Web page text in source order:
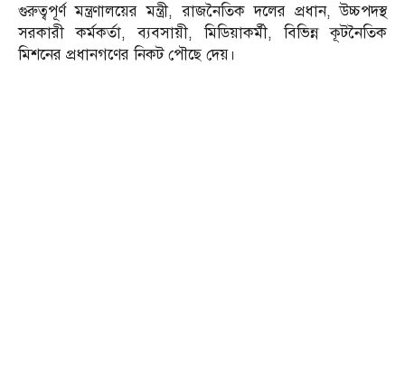
গুরুত্বপূর্ণ মন্ত্রণালয়ের মন্ত্রী, রাজনৈতিক দলের প্রধান, উচ্চপদস্থ
সরকারী কর্মকর্তা, ব্যবসায়ী, মিডিয়াকর্মী, বিভিন্ন কূটনৈতিক
মিশনের প্রধানগণের নিকট পৌছে দেয়।